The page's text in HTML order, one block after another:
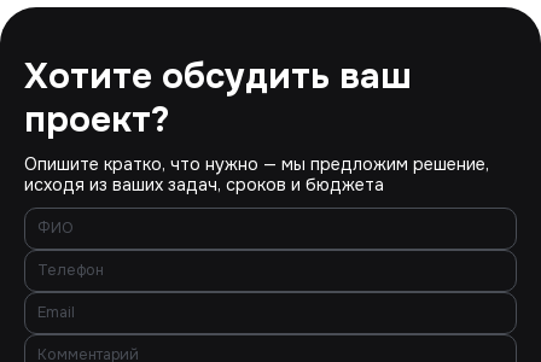
Хотите обсудить ваш
проект?
Опишите кратко, что нужно — мы предложим решение,
исходя из ваших задач, сроков и бюджета